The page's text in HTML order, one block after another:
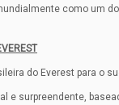
como um
do Everest para o
e surpreendente,